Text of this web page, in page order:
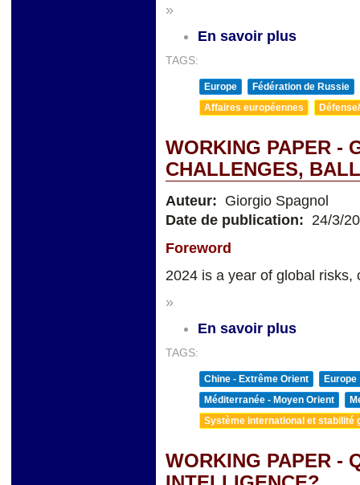
»
En savoir plus
TAGS:
Europe
Fédération de Russie
Affaires européennes
WORKING PAPER -
CHALLENGES,
Auteur: Giorgio Spagnol
Date de publication: 24/3/
Foreword
2024 is a year of global
»
En savoir plus
TAGS:
Chine - Extrême Orient
Europe
Méditerranée - Moyen Orient
Système international et stabilité
WORKING PAPER -